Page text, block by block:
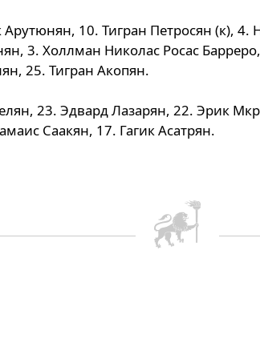
10. Тигран Петросян (к), 4.
3. Холлман Николас Росас
25. Тигран Акопян.
23. Эдвард Лазарян, 22. Эрик
Саакян, 17. Гагик Асатрян.